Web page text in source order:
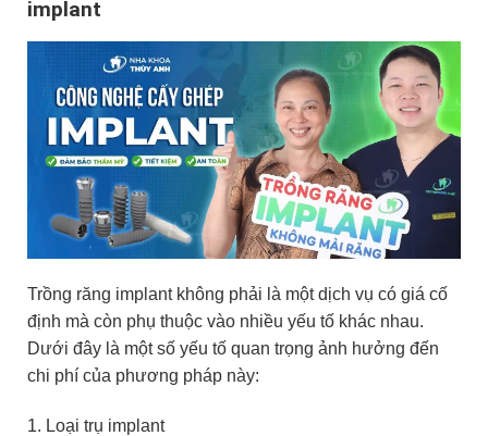
implant
Trồng răng implant không phải là một dịch vụ có giá cố
định mà còn phụ thuộc vào nhiều yếu tố khác nhau.
Dưới đây là một số yếu tố quan trọng ảnh hưởng đến
chi phí của phương pháp này:
1. Loại trụ implant